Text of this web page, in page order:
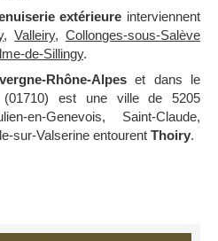
extérieure interviennent
,Valleiry,Collonges-sous-Salève
de-Sillingy.
Rhône-Alpes et dans le
est une ville de 5205
en-Genevois, Saint-Claude,
sur-Valserine entourent Thoiry.